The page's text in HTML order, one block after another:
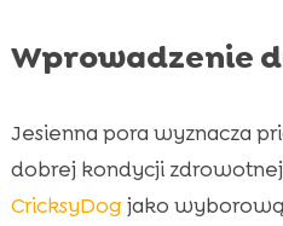
Wprowadzenie
Jesienna pora wyznacza
dobrej kondycji
CricksyDogjako